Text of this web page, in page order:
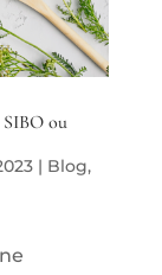
SIBO ou
| Blog,